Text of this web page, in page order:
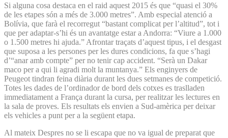
Si alguna cosa destaca en el raid aquest 2015 és que “quasi el 30%
de les etapes són a més de 3.000 metres”. Amb especial atenció a
Bolívia, que farà el recorregut “bastant complicat per l’altitud”, tot i
que per adaptar-s’hi és un avantatge estar a Andorra: “Viure a 1.000
o 1.500 metres hi ajuda.” Afrontar traçats d’aquest tipus, i el desgast
que suposa a les persones per les dures condicions, fa que s’hagi
d’“anar amb compte” per no tenir cap accident. “Serà un Dakar
maco per a qui li agradi molt la muntanya.” Els enginyers de
Peugeot tindran feina diària durant les dues setmanes de competició.
Totes les dades de l’ordinador de bord dels cotxes es traslladen
immediatament a França durant la cursa, per realitzar les lectures en
la sala de proves. Els resultats els envien a Sud-amèrica per deixar
els vehicles a punt per a la següent etapa.
Al mateix Despres no se li escapa que no va igual de preparat que